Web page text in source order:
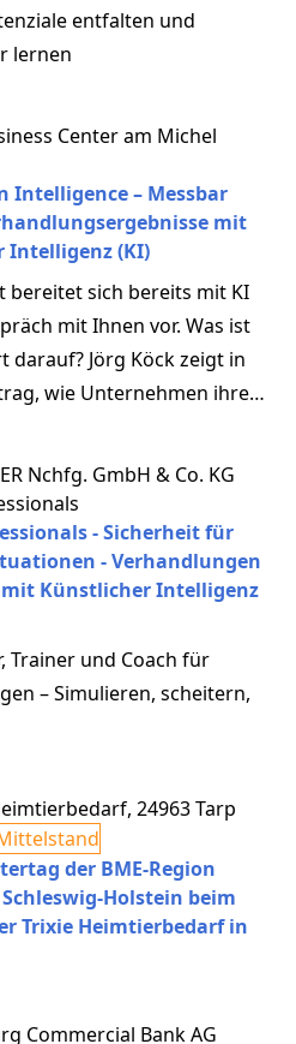
Erfolgsfaktoren sich
IT-Beschaffungen
und Verhandlungen
werden. Anhand
zeigt die Referentin
strategisch
– für bessere Ergebnisse,
und zukunftsfähige
Referentin: Sevgi
Nutzen Sie die
aus rechtlicher und
neu zu denken –
und direkt
entfalten und
lernen
Center am Michel
Intelligence – Messbar
mit
Intelligenz (KI)
bereitet sich bereits mit KI
mit Ihnen vor. Was ist
darauf? Jörg Köck zeigt in
wie Unternehmen ihre
und den
von KI messbar steigern.
Nchfg. GmbH & Co. KG
- Sicherheit für
- Verhandlungen
Künstlicher Intelligenz
Trainer und Coach für
– Simulieren, scheitern,
24963 Tarp
der BME-Region
Holstein beim
Trixie Heimtierbedarf in
Commercial Bank AG